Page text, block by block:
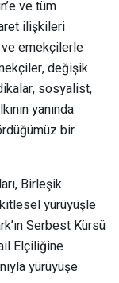
ve tüm
ilişkileri
emekçilerle
değişik
sosyalist,
yanında
bir
Birleşik
kitlesel yürüyüşle
Serbest Kürsü
Elçiliğine
yürüyüşe